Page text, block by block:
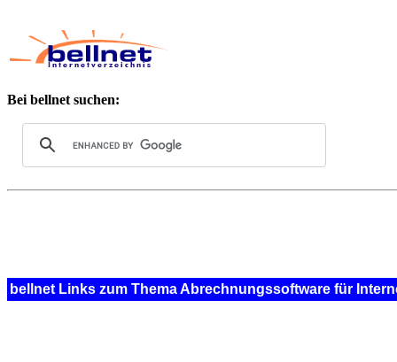
Bei bellnet suchen:
bellnet Links zum Thema Abrechnungssoftware für